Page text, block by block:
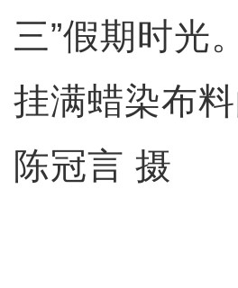
三”假期时光
挂满蜡染布
陈冠言 摄